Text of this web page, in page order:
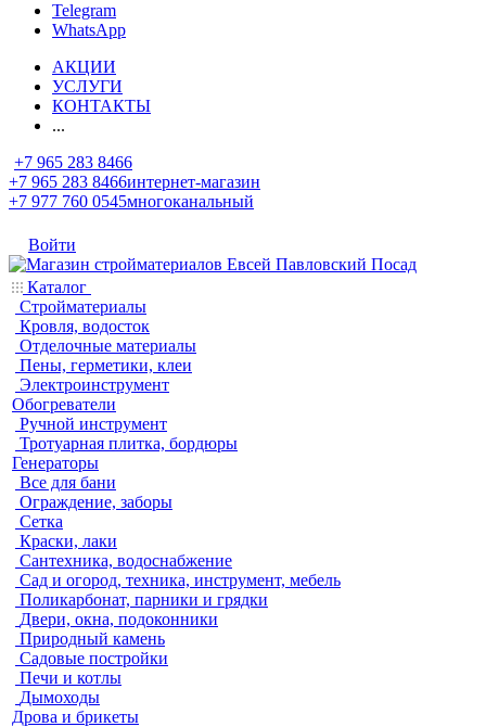
Telegram
WhatsApp
АКЦИИ
УСЛУГИ
КОНТАКТЫ
...
+7 965 283 8466
+7 965 283 8466интернет-магазин
+7 977 760 0545многоканальный
Войти
Каталог
Стройматериалы
Кровля, водосток
Отделочные материалы
Пены, герметики, клеи
Электроинструмент
Обогреватели
Ручной инструмент
Тротуарная плитка, бордюры
Генераторы
Все для бани
Ограждение, заборы
Сетка
Краски, лаки
Сантехника, водоснабжение
Сад и огород, техника, инструмент, мебель
Поликарбонат, парники и грядки
Двери, окна, подоконники
Природный камень
Садовые постройки
Печи и котлы
Дымоходы
Дрова и брикеты